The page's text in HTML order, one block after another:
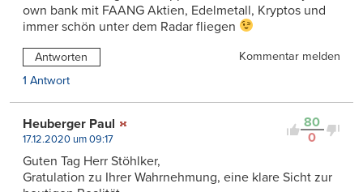
own bank mit FAANG Aktien, Edelmetall, Kryptos und
immer schön unter dem Radar fliegen
Antworten
Kommentar melden
1 Antwort
80
0
Heuberger Paul
17.12.2020 um 09:17
Guten Tag Herr Stöhlker,
Gratulation zu Ihrer Wahrnehmung, eine klare Sicht zur